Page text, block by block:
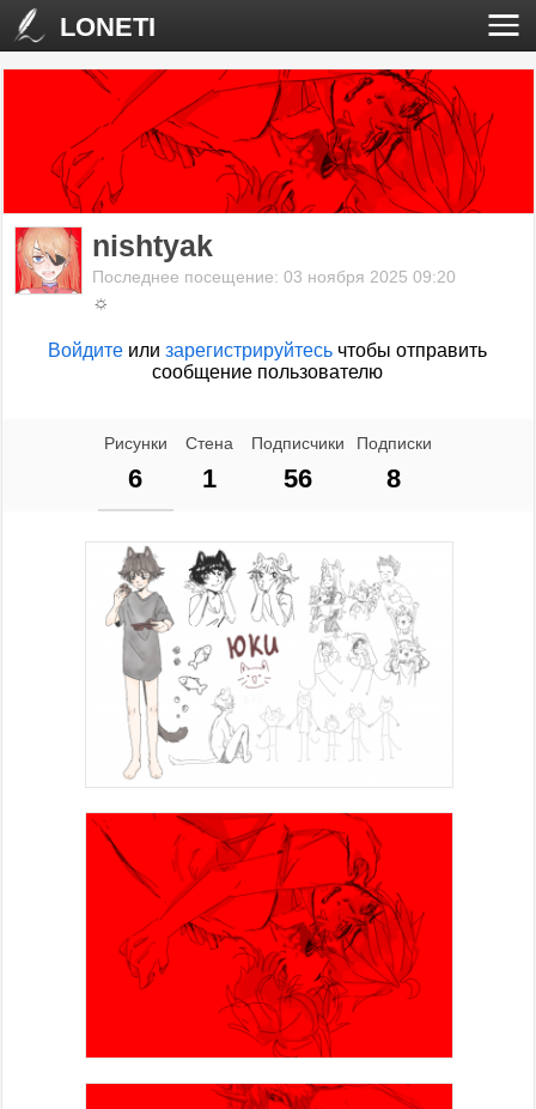
LONETI
nishtyak
Последнее посещение: 03 ноября 2025 09:20
☼
Войдите илизарегистрируйтесь чтобы отправить
сообщение пользователю
Рисунки
6
Стена
1
Подписчики
56
Подписки
8